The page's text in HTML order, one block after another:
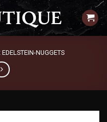
NUGGETS